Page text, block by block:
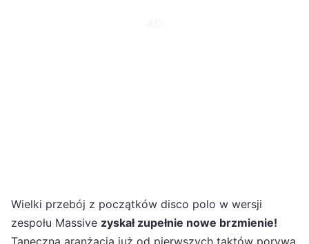
Wielki przebój z początków disco polo w wersji
zespołu Massive zyskał zupełnie nowe brzmienie!
Taneczna aranżacja już od pierwszych taktów porywa